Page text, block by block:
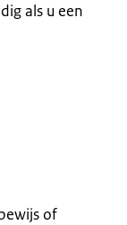
als u een
of